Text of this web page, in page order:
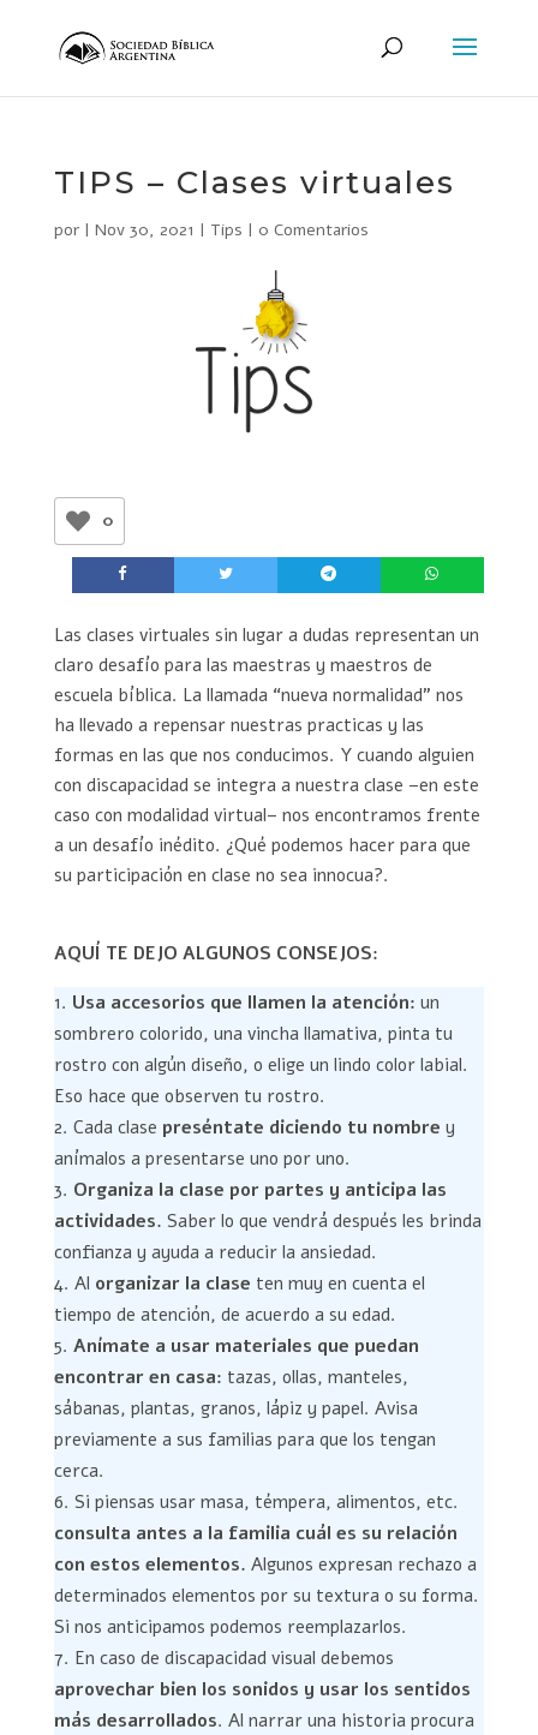
TIPS – Clases virtuales
por | Nov 30, 2021 | Tips | 0 Comentarios
0
Las clases virtuales sin lugar a dudas representan un
claro desafío para las maestras y maestros de
escuela bíblica. La llamada “nueva normalidad” nos
ha llevado a repensar nuestras practicas y las
formas en las que nos conducimos. Y cuando alguien
con discapacidad se integra a nuestra clase –en este
caso con modalidad virtual– nos encontramos frente
a un desafío inédito. ¿Qué podemos hacer para que
su participación en clase no sea innocua?.
AQUÍ TE DEJO ALGUNOS CONSEJOS:
Usa accesorios que llamen la atención: un
sombrero colorido, una vincha llamativa, pinta tu
rostro con algún diseño, o elige un lindo color labial.
Eso hace que observen tu rostro.
Cada clase preséntate diciendo tu nombre y
anímalos a presentarse uno por uno.
Organiza la clase por partes y anticipa las
actividades. Saber lo que vendrá después les brinda
confianza y ayuda a reducir la ansiedad.
Al organizar la clase ten muy en cuenta el
tiempo de atención, de acuerdo a su edad.
Anímate a usar materiales que puedan
encontrar en casa: tazas, ollas, manteles,
sábanas, plantas, granos, lápiz y papel. Avisa
previamente a sus familias para que los tengan
cerca.
Si piensas usar masa, témpera, alimentos, etc.
consulta antes a la familia cuál es su relación
con estos elementos. Algunos expresan rechazo a
determinados elementos por su textura o su forma.
Si nos anticipamos podemos reemplazarlos.
En caso de discapacidad visual debemos
aprovechar bien los sonidos y usar los sentidos
más desarrollados. Al narrar una historia procura